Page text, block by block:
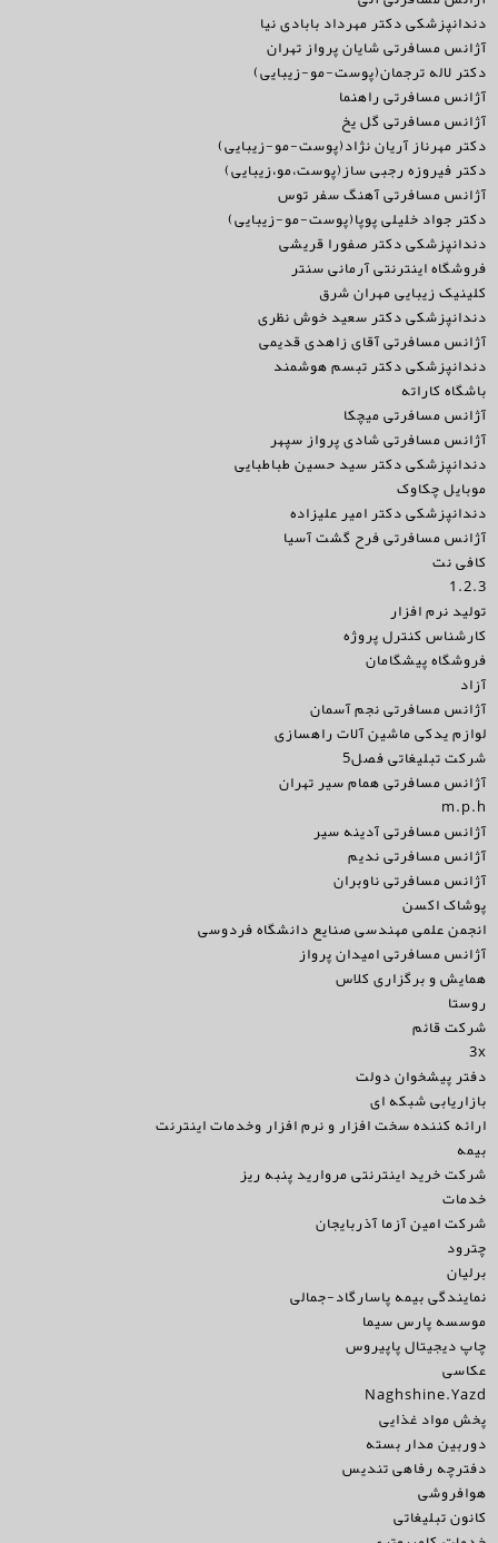
دندانپزشکی دکتر مهرداد بابادی نیا
آژانس مسافرتی شایان پرواز تهران
دکتر لاله ترجمان(پوست-مو-زیبایی)
آژانس مسافرتی راهنما
آژانس مسافرتی گل یخ
دکتر مهرناز آریان نژاد(پوست-مو-زیبایی)
دکتر فیروزه رجبی ساز(پوست،مو،زیبایی)
آژانس مسافرتی آهنگ سفر توس
دکتر جواد خلیلی پوپا(پوست-مو-زیبایی)
دندانپزشکی دکتر صفورا قریشی
فروشگاه اینترنتی آرمانی سنتر
کلینیک زیبایی مهران شرق
دندانپزشکی دکتر سعید خوش نظری
آژانس مسافرتی آقای زاهدی قدیمی
دندانپزشکی دکتر تبسم هوشمند
باشگاه کاراته
آژانس مسافرتی میچکا
آژانس مسافرتی شادی پرواز سپهر
دندانپزشکی دکتر سید حسین طباطبایی
موبایل چکاوک
دندانپزشکی دکتر امیر علیزاده
آژانس مسافرتی فرح گشت آسیا
کافی نت
1.2.3
تولید نرم افزار
کارشناس کنترل پروژه
فروشگاه پیشگامان
آزاد
آژانس مسافرتی نجم آسمان
لوازم یدکی ماشین آلات راهسازی
شرکت تبلیغاتی فصل5
آژانس مسافرتی همام سیر تهران
m.p.h
آژانس مسافرتی آدینه سیر
آژانس مسافرتی ندیم
آژانس مسافرتی ناوبران
پوشاک اکسن
انجمن علمی مهندسی صنایع دانشگاه فردوسی
آژانس مسافرتی امیدان پرواز
همایش و برگزاری کلاس
روستا
شرکت قائم
3x
دفتر پیشخوان دولت
بازاریابی شبکه ای
ارائه کننده سخت افزار و نرم افزار وخدمات اینترنت
بیمه
شرکت خرید اینترنتی مروارید پنبه ریز
خدمات
شرکت امین آزما آذربایجان
چترود
برلیان
نمایندگی بیمه پاسارگاد-جمالی
موسسه پارس سیما
چاپ دیجیتال پاپیروس
عکاسی
Naghshine.Yazd
پخش مواد غذایی
دوربین مدار بسته
دفترچه رفاهی تندیس
هوافروشی
کانون تبلیغاتی